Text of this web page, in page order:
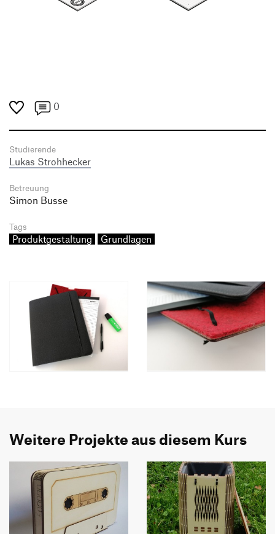
0
Studierende
Lukas Strohhecker
Betreuung
Simon Busse
Tags
Produktgestaltung Grundlagen
Weitere Projekte aus diesem Kurs